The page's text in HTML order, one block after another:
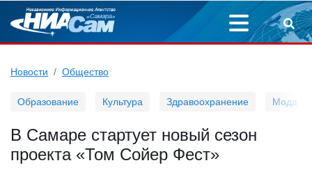
Новости Общество
Образование Культура Здравоохранение Мода
В Самаре стартует новый сезон
проекта «Том Сойер Фест»